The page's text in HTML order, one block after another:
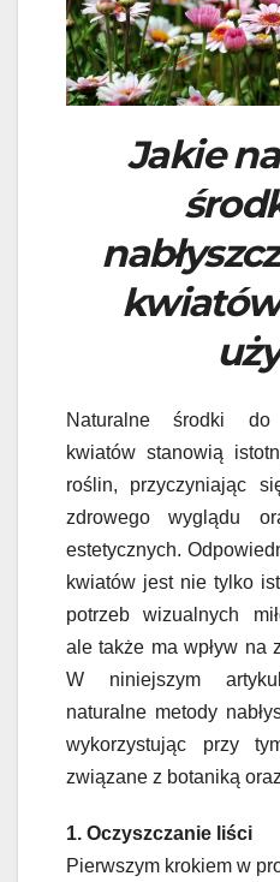
Jakie
Naturalne środki do
kwiatów stanowią
roślin, przyczyniając
zdrowego wyglądu
estetycznych.
kwiatów jest nie tylko
potrzeb wizualnych
ale także ma wpływ na
W niniejszym
naturalne metody
wykorzystując przy
związane z botaniką
1. Oczyszczanie liści
Pierwszym krokiem w